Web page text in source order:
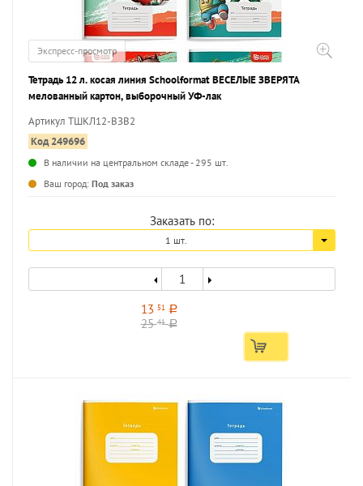
Экспресс-просмотр
Тетрадь 12 л. косая линия Schoolformat ВЕСЕЛЫЕ ЗВЕРЯТА
мелованный картон, выборочный УФ-лак
Артикул ТШКЛ12-ВЗВ2
Код 249696
В наличии на центральном складе - 295 шт.
Ваш город: Под заказ
Заказать по:
1 шт.
13 51 a
2541 a